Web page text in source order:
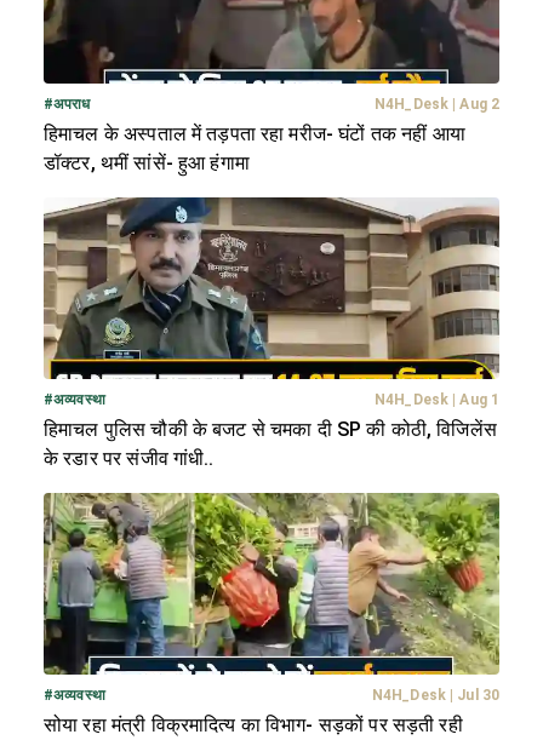
#अपराध N4H_Desk | Aug 2
हिमाचल के अस्पताल में तड़पता रहा मरीज- घंटों तक नहीं आया
डॉक्टर, थमीं सांसें- हुआ हंगामा
#अव्यवस्था N4H_Desk | Aug 1
हिमाचल पुलिस चौकी के बजट से चमका दी SP की कोठी, विजिलेंस
के रडार पर संजीव गांधी..
#अव्यवस्था N4H_Desk| Jul 30
सोया रहा मंत्री विक्रमादित्य का विभाग- सड़कों पर सड़ती रही